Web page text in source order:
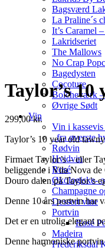
Bagsværd
La Praline´s
It’s Caramel
Lakridseriet
The Mallows
No Crap
Bagedysten
Cocoture
Bolcheværk
Øvrige Sødt
Vin
Vin i
..fra øverste
Rødvin
Hvidvin
Rosé
Økologiske-
Champagne
Dessert vine
Portvin
Rosé
Madeira
Frederiksdal
Taylor’s 10
299,00kr.
Taylor’s 10 year old
Firmaet Taylor’s – eller
beliggende i Vila Nova de
Douro dalen på Taylor’s
Denne 10 års portvin har
Det er en utrolig elegant
Denne harmoniske